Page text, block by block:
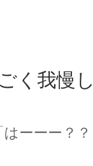
く我慢
ーーー？